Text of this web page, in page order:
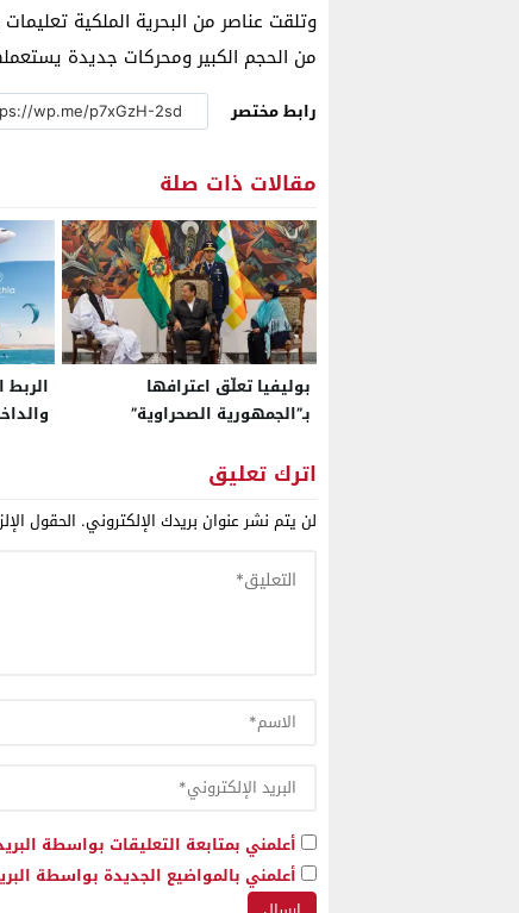
وتلقت عناصر من البحرية الملكية
من الحجم الكبير ومحركات جديدة يستعملها
رابط مختصر
مقالات ذات صلة
بوليفيا تعلّق اعترافها
بـ”الجمهورية الصحراوية”
الربط
اترك تعليق
لن يتم نشر عنوان بريدك الإلكتروني. الحقول
أعلمني بمتابعة التعليقات بواسطة
أعلمني بالمواضيع الجديدة بواسطة